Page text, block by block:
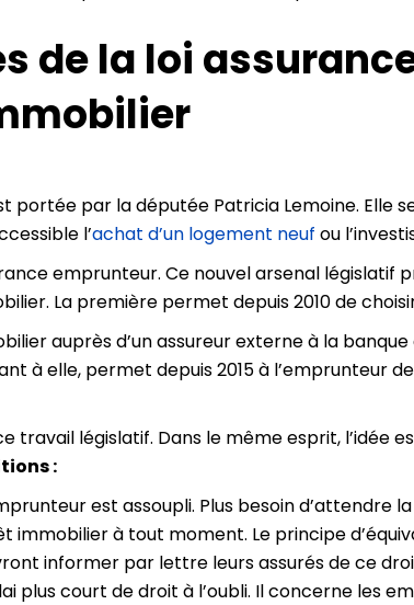
de la loi
portée par la députée Patricia Lemoine. Elle
l’achat d’un logement neuf ou
emprunteur. Ce nouvel arsenal législatif
La première permet depuis 2010 de
auprès d’un assureur externe à la
à elle, permet depuis 2015 à l’emprunteur
travail législatif. Dans le même esprit, l’idée
:
est assoupli. Plus besoin
immobilier à tout moment. Le principe
informer par lettre leurs assurés de ce
plus court de droit à l’oubli. Il concerne les